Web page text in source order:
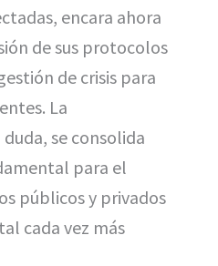
encara ahora
de sus protocolos
de crisis para
La
se consolida
para el
públicos y privados
cada vez más